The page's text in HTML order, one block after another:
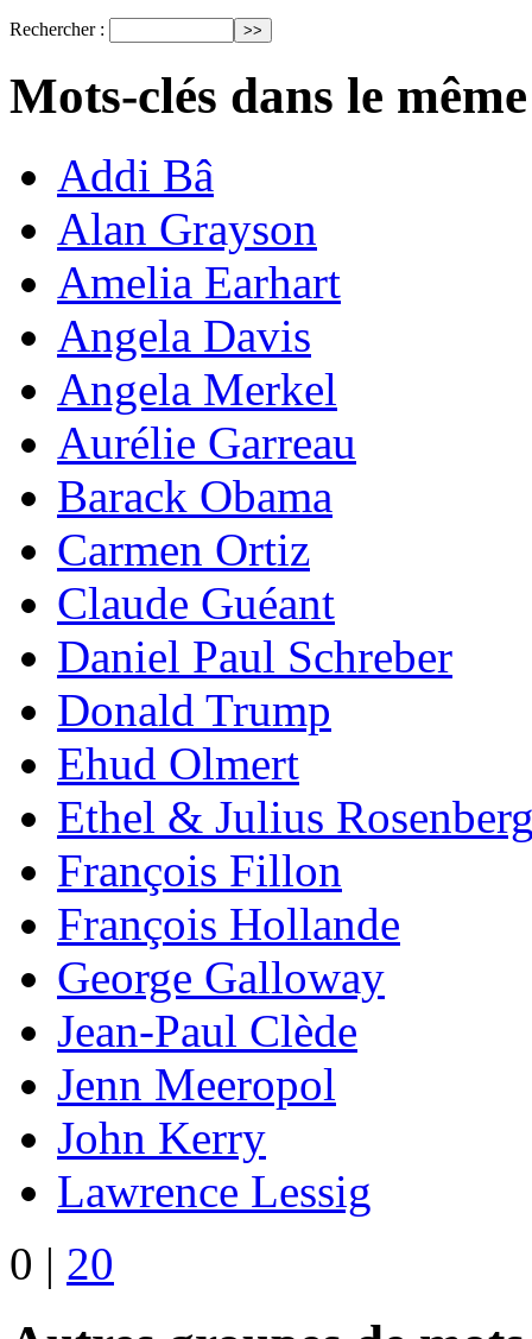
Rechercher :
Mots-clés dans le
Addi Bâ
Alan Grayson
Amelia Earhart
Angela Davis
Angela Merkel
Aurélie Garreau
Barack Obama
Carmen Ortiz
Claude Guéant
Daniel Paul Schreber
Donald Trump
Ehud Olmert
Ethel & Julius
François Fillon
François Hollande
George Galloway
Jean-Paul Clède
Jenn Meeropol
John Kerry
Lawrence Lessig
0 | 20